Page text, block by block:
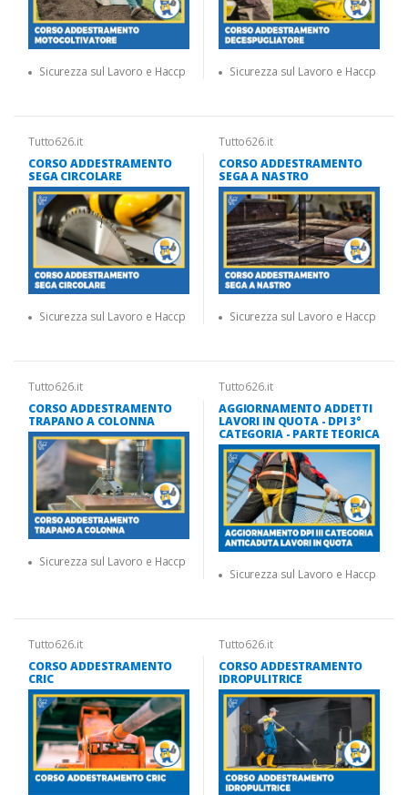
Sicurezza sul Lavoro e Haccp Sicurezza sul Lavoro e Haccp
Tutto626.it
CORSO ADDESTRAMENTO
SEGA CIRCOLARE
Sicurezza sul Lavoro e Haccp
Tutto626.it
CORSO ADDESTRAMENTO
SEGA A NASTRO
Sicurezza sul Lavoro e Haccp
Tutto626.it
CORSO ADDESTRAMENTO
TRAPANO A COLONNA
Sicurezza sul Lavoro e Haccp
Tutto626.it
AGGIORNAMENTO ADDETTI
LAVORI IN QUOTA - DPI 3°
CATEGORIA - PARTE TEORICA
Sicurezza sul Lavoro e Haccp
Tutto626.it
CORSO ADDESTRAMENTO
CRIC
Tutto626.it
CORSO ADDESTRAMENTO
IDROPULITRICE